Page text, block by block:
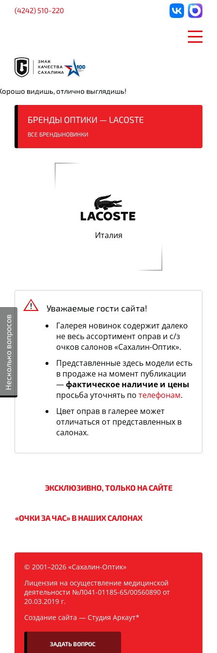
Несколько вопросов
видишь, отлично выглядишь!
(4242) 510-220
БРЕНДЫ ОПТИКИ — LACOSTE
ВСЕ БРЕНДЫНОВИНКИ
Италия
Уважаемые гости сайта!
Галерея новинок содержит далеко
не весь ассортимент оправ и c/з
очков салонов «Сахалин-Оптик».
Представленные здесь модели есть
в продаже на момент публикации
—фактическое наличие и цены
просьба уточнять по телефонам.
Цвет оправ в галерее может
отличаться от представленных в
салонах.
ЭКСКЛЮЗИВНО, ТОЛЬКО НА САЙТЕ
«ОЧКИ ЗА ЧАС» В НАШИХ САЛОНАХ
© 2001–2026 «Сахалин-Оптик»
Лицензия на осуществление медицинской
деятельности №Л041-01185-65/00560890 от
20.03.2019 г.
Создание сайта — Студия Аркаут*
ЗАДАТЬ ВОПРОС